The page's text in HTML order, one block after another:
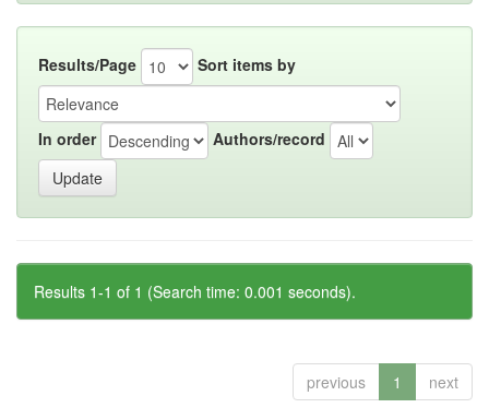
Results/Page Sort items by
In order Authors/record
Results 1-1 of 1 (Search time: 0.001 seconds).
previous 1 next